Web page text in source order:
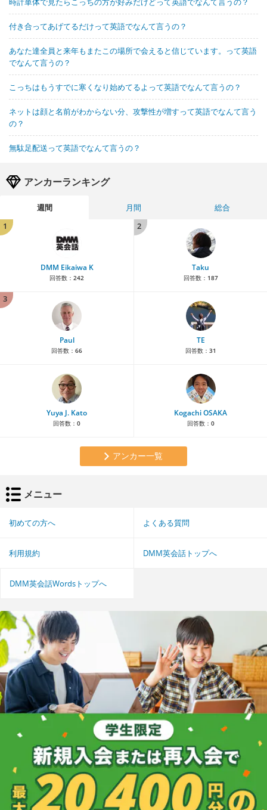
付き合ってあげてるだけって英語でなんて言うの？
あなた達全員と来年もまたこの場所で会えると信じています。って英語
でなんて言うの？
こっちはもうすでに寒くなり始めてるよって英語でなんて言うの？
ネットは顔と名前がわからない分、攻撃性が増すって英語でなんて言う
の？
無駄足配送って英語でなんて言うの？
アンカーランキング
週間 月間
総合
1
DMM Eikaiwa K
回答数： 242
2
Taku
回答数： 187
3
Paul
回答数： 66
TE
回答数： 31
Yuya J. Kato
回答数： 0
Kogachi OSAKA
回答数： 0
アンカー一覧
メニュー
初めての方へ よくある質問
利用規約 DMM英会話トップへ
DMM英会話Wordsトップへ